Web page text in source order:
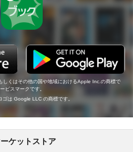
くはその他の国や地域におけるApple Inc.の商標で
ビスマークです。
は Google LLC の商標です。
ケットストア